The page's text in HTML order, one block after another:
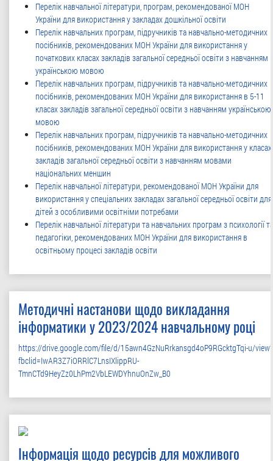
Перелік навчальної літератури, програм, рекомендованої МОН
України для використання у закладах дошкільної освіти
Перелік навчальних програм, підручників та навчально-методичних
посібників, рекомендованих МОН України для використання у
початкових класах закладів загальної середньої освіти з навчанням
українською мовою
Перелік навчальних програм, підручників та навчально-методичних
посібників, рекомендованих МОН України для використання в 5-11
класах закладів загальної середньої освіти з навчанням українською
мовою
Перелік навчальних програм, підручників та навчально-методичних
посібників, рекомендованих МОН України для використання у класах
закладів загальної середньої освіти з навчанням мовами
національних меншин
Перелік навчальної літератури, рекомендованої МОН України для
використання у спеціальних закладах загальної середньої освіти для
дітей з особливими освітніми потребами
Перелік навчальної літератури та навчальних програм з психології та
педагогіки, рекомендованих МОН України для використання в
освітньому процесі закладів освіти
Методичні настанови щодо викладання
інформатики у 2023/2024 навчальному році
https://drive.google.com/file/d/15awn4GzNuRrkansgd4oP9RGcktgTqi-u/view?
fbclid=IwAR3Z7iORRlC7LnsIXlippRU-
TmnCTd9HeyZz0LhPm2VbLEWDYhnuOnZw_B0
Інформація щодо ресурсів для можливого